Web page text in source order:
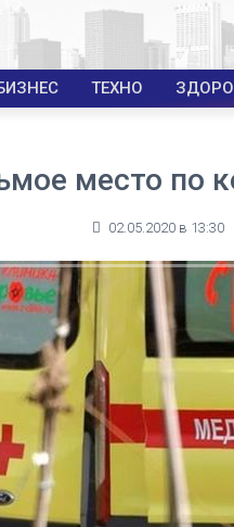
ТЕХНО
место по
02.05.2020 в 13:30